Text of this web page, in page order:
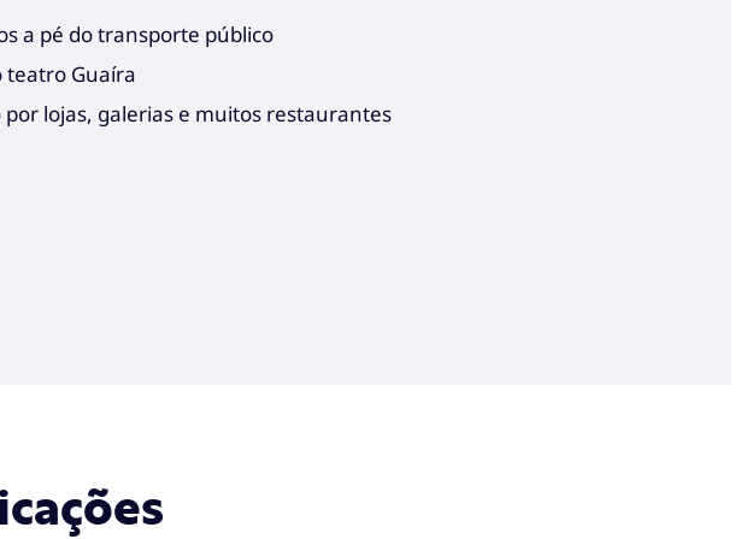
a pé do transporte público
teatro Guaíra
por lojas, galerias e muitos restaurantes